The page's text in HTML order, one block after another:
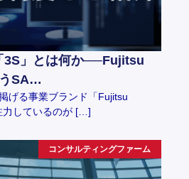
3S」とは何か──Fujitsu
SA…
げる事業ブランド「Fujitsu
力しているのが […]
コンサルティングファーム